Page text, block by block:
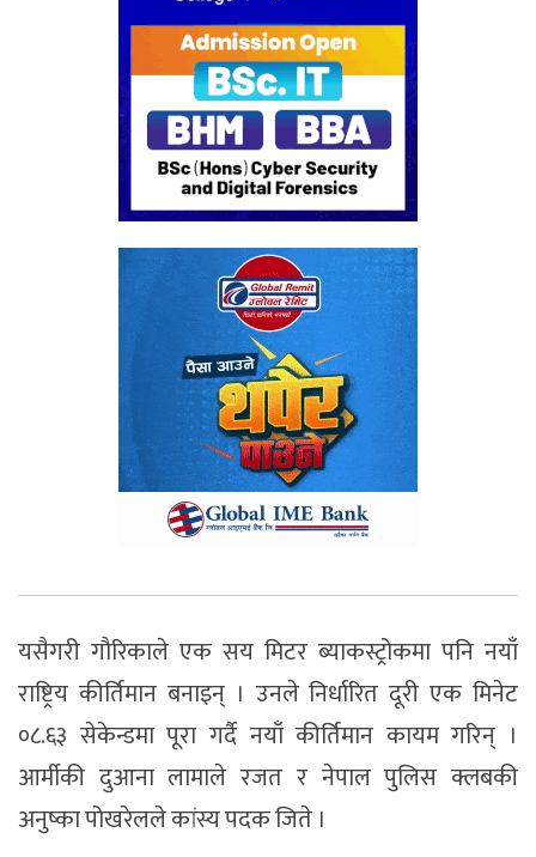
यसैगरी गौरिकाले एक सय मिटर ब्याकस्ट्रोकमा पनि नयाँ
राष्ट्रिय कीर्तिमान बनाइन् । उनले निर्धारित दूरी एक मिनेट
०८.६३ सेकेन्डमा पूरा गर्दै नयाँ कीर्तिमान कायम गरिन् ।
आर्मीकी दुआना लामाले रजत र नेपाल पुलिस क्लबकी
अनुष्का पोखरेलले कांस्य पदक जिते ।